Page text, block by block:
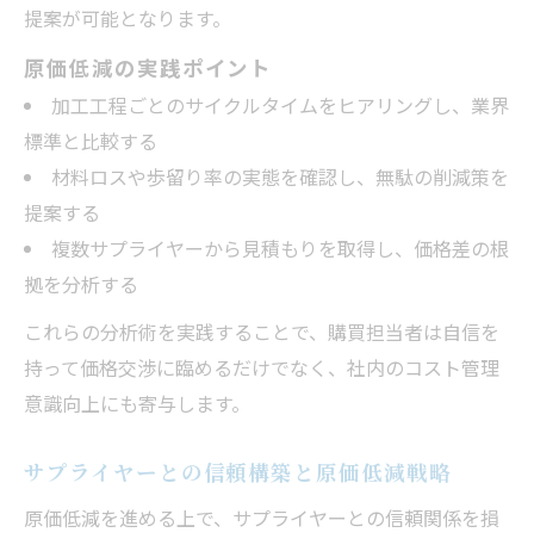
提案が可能となります。
原価低減の実践ポイント
加工工程ごとのサイクルタイムをヒアリングし、業界
標準と比較する
材料ロスや歩留り率の実態を確認し、無駄の削減策を
提案する
複数サプライヤーから見積もりを取得し、価格差の根
拠を分析する
これらの分析術を実践することで、購買担当者は自信を
持って価格交渉に臨めるだけでなく、社内のコスト管理
意識向上にも寄与します。
サプライヤーとの信頼構築と原価低減戦略
原価低減を進める上で、サプライヤーとの信頼関係を損